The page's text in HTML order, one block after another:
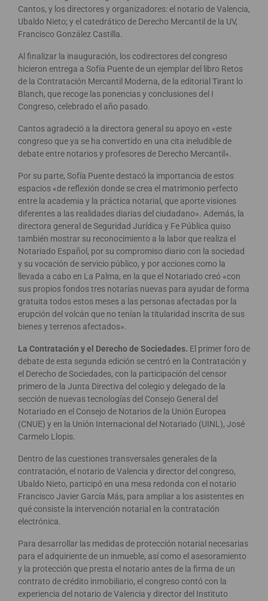
Cantos, y los directores y organizadores: el notario de Valencia,
Ubaldo Nieto; y el catedrático de Derecho Mercantil de la UV,
Francisco González Castilla.
Al finalizar la inauguración, los codirectores del congreso
hicieron entrega a Sofía Puente de un ejemplar del libro Retos
de la Contratación Mercantil Moderna, de la editorial Tirant lo
Blanch, que recoge las ponencias y conclusiones del I
Congreso, celebrado el año pasado.
Cantos agradeció a la directora general su apoyo en «este
congreso que ya se ha convertido en una cita ineludible de
debate entre notarios y profesores de Derecho Mercantil».
Por su parte, Sofía Puente destacó la importancia de estos
espacios «de reflexión donde se crea el matrimonio perfecto
entre la academia y la práctica notarial, que aporte visiones
diferentes a las realidades diarias del ciudadano». Además, la
directora general de Seguridad Jurídica y Fe Pública quiso
también mostrar su reconocimiento a la labor que realiza el
Notariado Español, por su compromiso diario con la sociedad
y su vocación de servicio público, y por acciones como la
llevada a cabo en La Palma, en la que el Notariado creó «con
sus propios fondos tres notarías nuevas para ayudar de forma
gratuita todos estos meses a las personas afectadas por la
erupción del volcán que no tenían la titularidad inscrita de sus
bienes y terrenos afectados».
La Contratación y el Derecho de Sociedades. El primer foro de
debate de esta segunda edición se centró en la Contratación y
el Derecho de Sociedades, con la participación del censor
primero de la Junta Directiva del colegio y delegado de la
sección de nuevas tecnologías del Consejo General del
Notariado en el Consejo de Notarios de la Unión Europea
(CNUE) y en la Unión Internacional del Notariado (UINL), José
Carmelo Llopis.
Dentro de las cuestiones transversales generales de la
contratación, el notario de Valencia y director del congreso,
Ubaldo Nieto, participó en una mesa redonda con el notario
Francisco Javier García Más, para ampliar a los asistentes en
qué consiste la intervención notarial en la contratación
electrónica.
Para desarrollar las medidas de protección notarial necesarias
para el adquiriente de un inmueble, así como el asesoramiento
y la protección que presta el notario antes de la firma de un
contrato de crédito inmobiliario, el congreso contó con la
experiencia del notario de Valencia y director del Instituto